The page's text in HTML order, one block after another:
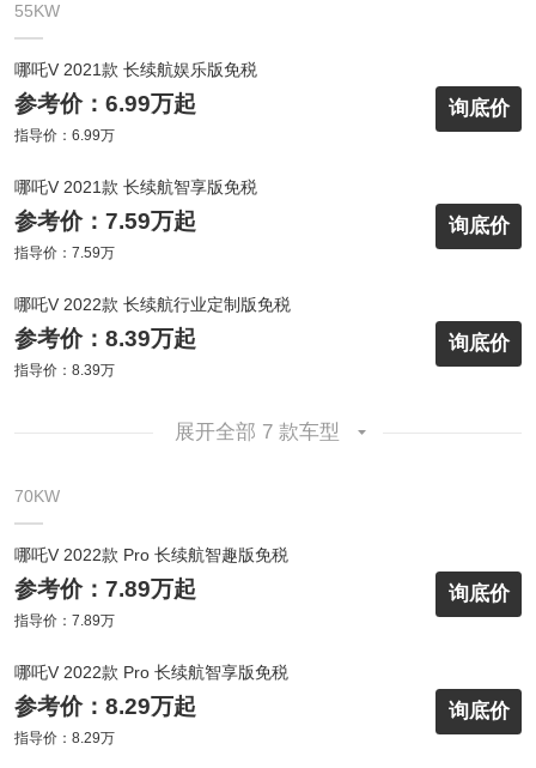
55KW
哪吒V 2021款 长续航娱乐版免税
参考价：6.99万起
指导价：6.99万
询底价
哪吒V 2021款 长续航智享版免税
参考价：7.59万起
指导价：7.59万
询底价
哪吒V 2022款 长续航行业定制版免税
参考价：8.39万起
指导价：8.39万
询底价
展开全部 7 款车型
70KW
哪吒V 2022款 Pro 长续航智趣版免税
参考价：7.89万起
指导价：7.89万
询底价
哪吒V 2022款 Pro 长续航智享版免税
参考价：8.29万起
指导价：8.29万
询底价